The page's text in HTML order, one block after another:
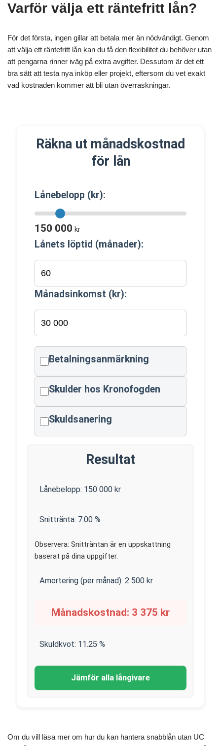
Varför välja ett räntefritt lån?
För det första, ingen gillar att betala mer än nödvändigt. Genom
att välja ett räntefritt lån kan du få den flexibilitet du behöver utan
att pengarna rinner iväg på extra avgifter. Dessutom är det ett
bra sätt att testa nya inköp eller projekt, eftersom du vet exakt
vad kostnaden kommer att bli utan överraskningar.
Räkna ut månadskostnad
för lån
Lånebelopp (kr):
150 000 kr
Lånets löptid (månader):
Månadsinkomst (kr):
Betalningsanmärkning
Skulder hos Kronofogden
Skuldsanering
Resultat
Lånebelopp: 150 000 kr
Snittränta: 7.00 %
Observera: Snitträntan är en uppskattning
baserat på dina uppgifter.
Amortering (per månad): 2 500 kr
Månadskostnad: 3 375 kr
Skuldkvot: 11.25 %
Jämför alla långivare
Om du vill läsa mer om hur du kan hantera snabblån utan UC